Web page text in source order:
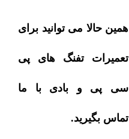
همین حالا می توانید برای
تعمیرات تفنگ های پی
سی پی و بادی با ما
تماس بگیرید.